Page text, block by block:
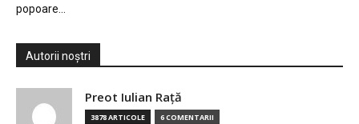
popoare…
Autorii noștri
Preot Iulian Raţă
3878 ARTICOLE 6 COMENTARII